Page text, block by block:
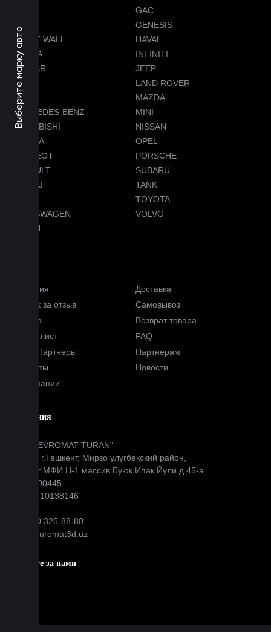
Выберите марку авто
GAC
GEELY
GENESIS
GREAT WALL
HAVAL
HONDA
INFINITI
JAGUAR
JEEP
LADA
LAND ROVER
LEXUS
MAZDA
MERCEDES-BENZ
MINI
MITSUBISHI
NISSAN
OMODA
OPEL
PEUGEOT
PORSCHE
RENAULT
SUBARU
SUZUKI
TANK
TOYOTA
VOLKSWAGEN
VOLVO
VOYAH
Гарантия
Доставка
Кэшбэк за отзыв
Самовывоз
Оплата
Возврат товара
Прайс-лист
FAQ
Наши Партнеры
Партнерам
Контакты
Новости
О компании
Компания
ООО "EVROMAT TURAN"
Адрес: г.Ташкент, Мирзо улугбекский район,
Окибат МФИ Ц-1 массив Буюк Ипак Йули д.45-а
МФО: 00445
ИНН: 310138146
+99890 325-88-80
info@euromat3d.uz
Следите за нами